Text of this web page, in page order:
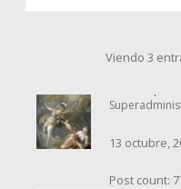
Viendo 3
13 octubre,
Post count: